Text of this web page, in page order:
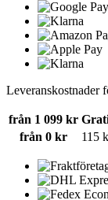
Leveranskostnader
från 1 099 kr
från 0 kr
115